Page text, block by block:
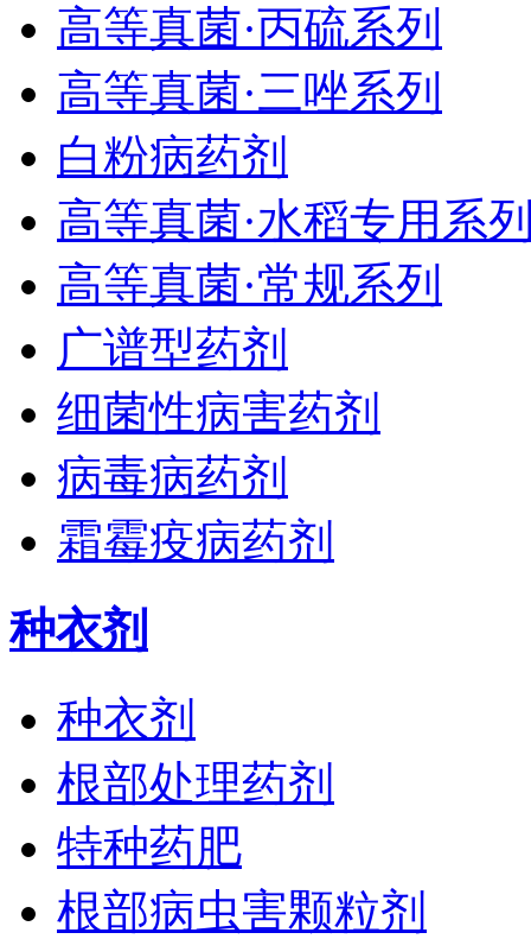
高等真菌·丙硫系列
高等真菌·三唑系列
白粉病药剂
高等真菌·水稻专用系
高等真菌·常规系列
广谱型药剂
细菌性病害药剂
病毒病药剂
霜霉疫病药剂
种衣剂
种衣剂
根部处理药剂
特种药肥
根部病虫害颗粒剂